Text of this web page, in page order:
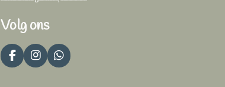
Volg ons
F
a
I
n
W
h